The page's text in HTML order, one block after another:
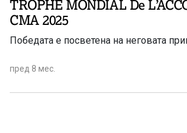
TROPHE MONDIAL De
CМА 2025
Победата е посветена на неговата
пред 8 мес.